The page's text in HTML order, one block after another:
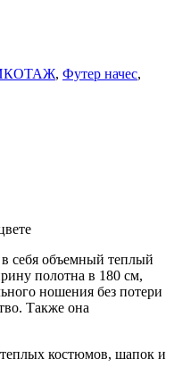
, Футер начес,
себя объемный теплый
полотна в 180 см,
ношения без потери
Также она
костюмов, шапок и